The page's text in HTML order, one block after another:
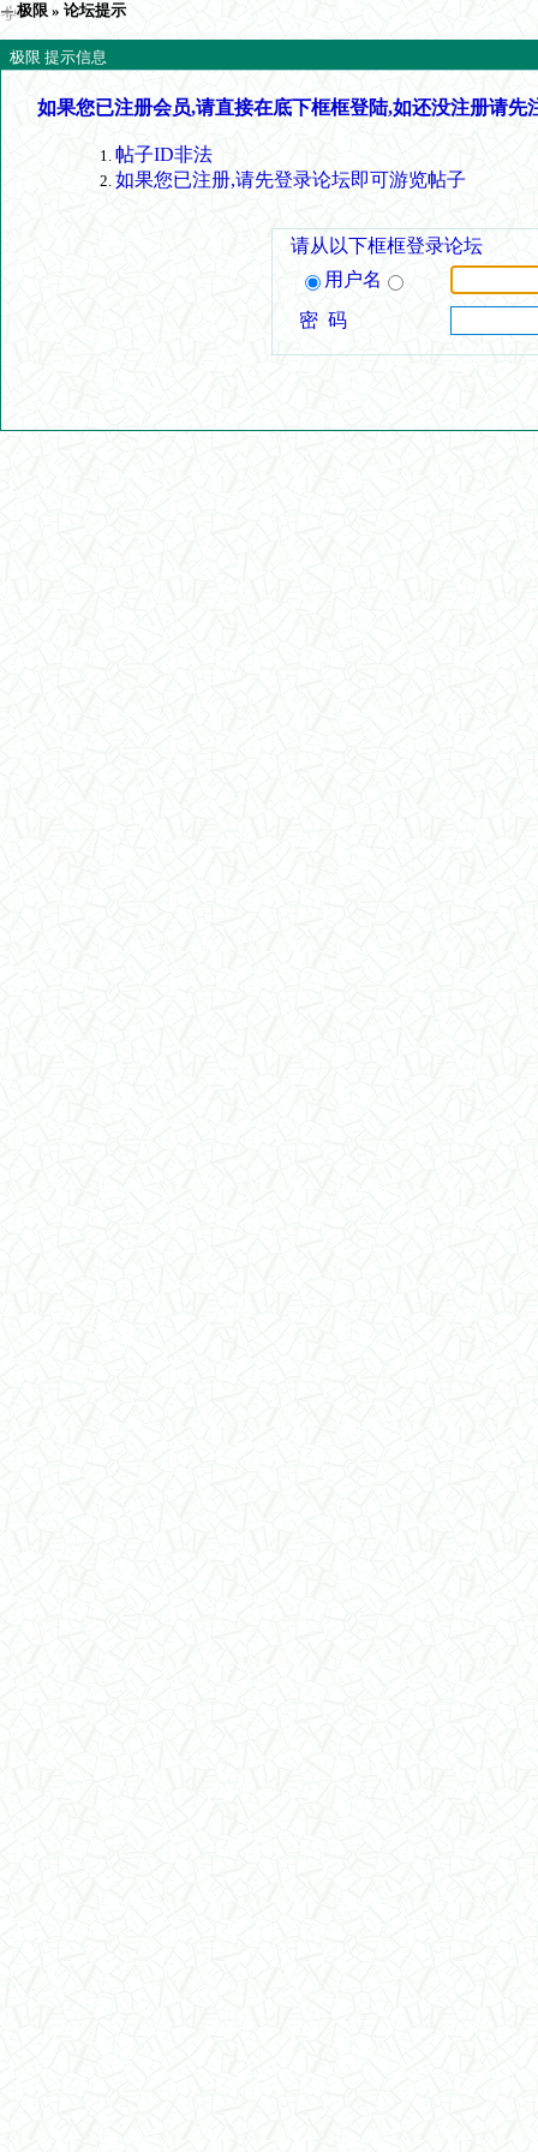
极限 » 论坛提示
极限 提示信息
如果您已注册会员,请直接在底下框框登陆,如还没注册请先
帖子ID非法
如果您已注册,请先登录论坛即可游览帖子
请从以下框框登录论坛
用户名
密 码